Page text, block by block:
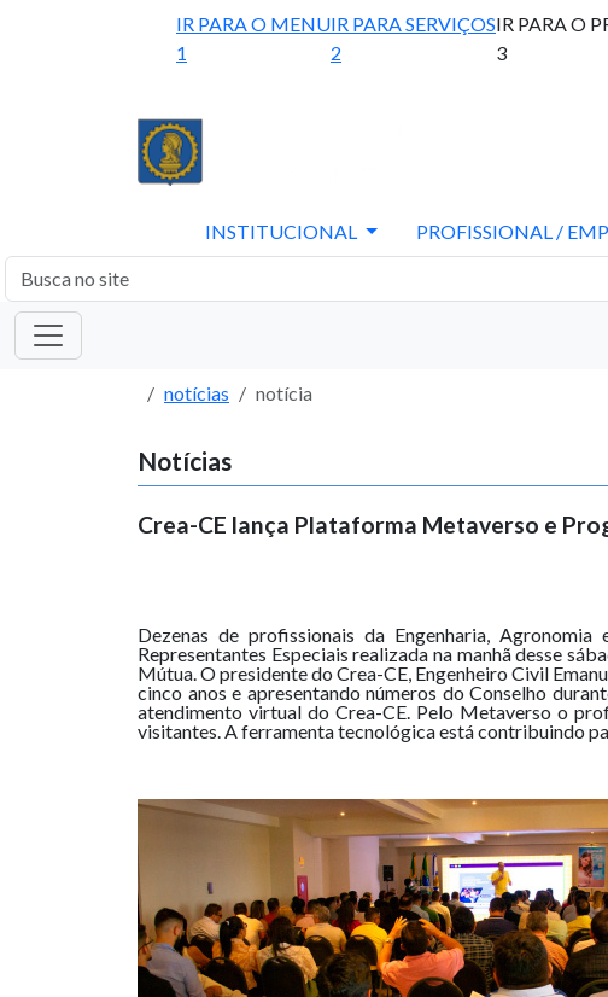
IR PARA O MENU
1
IR PARA SERVIÇOS
2
IR PARA O
3
INSTITUCIONAL PROFISSIONAL /
notícias notícia
Notícias
Crea-CE lança Plataforma Metaverso e
Dezenas de profissionais da Engenharia,
Representantes Especiais realizada na manhã desse
Mútua. O presidente do Crea-CE, Engenheiro Civil
cinco anos e apresentando números do Conselho
atendimento virtual do Crea-CE. Pelo Metaverso o
visitantes. A ferramenta tecnológica está contribuindo